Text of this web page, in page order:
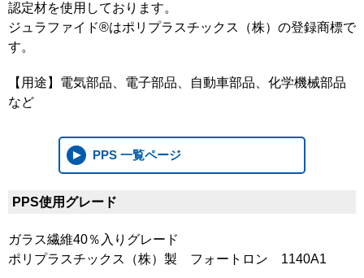
認定材を使用しております。
ジュラファイド®はポリプラスチックス（株）の登録商標で
す。
【用途】電気部品、電子部品、自動車部品、化学機械部品
など
PPS 一覧ページ
PPS使用グレード
ガラス繊維40％入りグレード
ポリプラスチックス（株）製 フォートロン 1140A1